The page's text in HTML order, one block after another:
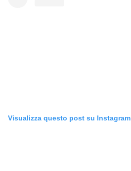
Visualizza questo post su Instagram